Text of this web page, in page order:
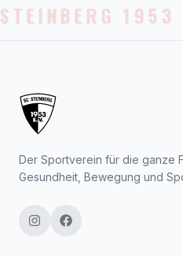
1953
Der Sportverein für die ganze
Gesundheit, Bewegung und